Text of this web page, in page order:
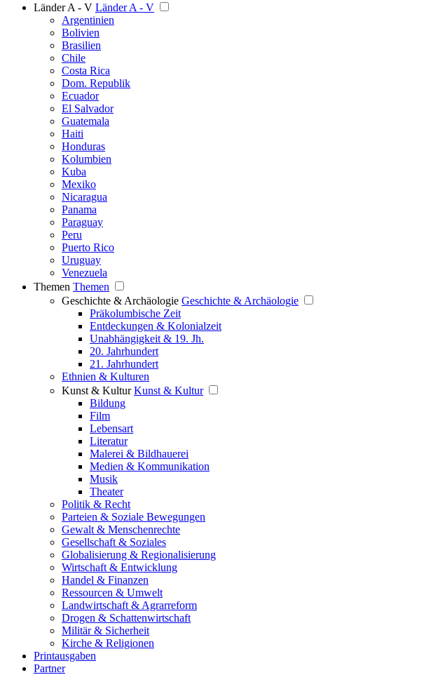
Länder A - V Länder A - V
Argentinien
Bolivien
Brasilien
Chile
Costa Rica
Dom. Republik
Ecuador
El Salvador
Guatemala
Haiti
Honduras
Kolumbien
Kuba
Mexiko
Nicaragua
Panama
Paraguay
Peru
Puerto Rico
Uruguay
Venezuela
Themen Themen
Geschichte & Archäologie Geschichte & Archäologie
Präkolumbische Zeit
Entdeckungen & Kolonialzeit
Unabhängigkeit & 19. Jh.
20. Jahrhundert
21. Jahrhundert
Ethnien & Kulturen
Kunst & Kultur Kunst & Kultur
Bildung
Film
Lebensart
Literatur
Malerei & Bildhauerei
Medien & Kommunikation
Musik
Theater
Politik & Recht
Parteien & Soziale Bewegungen
Gewalt & Menschenrechte
Gesellschaft & Soziales
Globalisierung & Regionalisierung
Wirtschaft & Entwicklung
Handel & Finanzen
Ressourcen & Umwelt
Landwirtschaft & Agrarreform
Drogen & Schattenwirtschaft
Militär & Sicherheit
Kirche & Religionen
Printausgaben
Partner